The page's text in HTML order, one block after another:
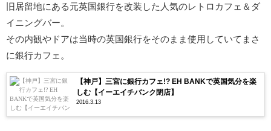
旧居留地にある元英国銀行を改装した人気のレトロカフェ＆ダ
イニングバー。
その内観やドアは当時の英国銀行をそのまま使用していてまさ
に銀行カフェ。
【神戸】三宮に銀行カフェ!? EH BANKで英国気分を楽
しむ【イーエイチバンク閉店】
2016.3.13